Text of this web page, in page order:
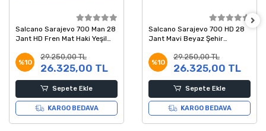
Salcano Sarajevo 700 Man 28
Jant HD Fren Mat Haki Yeşil
%10
29.250,00 TL
26.325,00 TL
Sepete Ekle
KARGO BEDAVA
Salcano Sarajevo 700 HD 28
Jant Mavi Beyaz Şehir
%10
29.250,00 TL
26.325,00 TL
Sepete Ekle
KARGO BEDAVA